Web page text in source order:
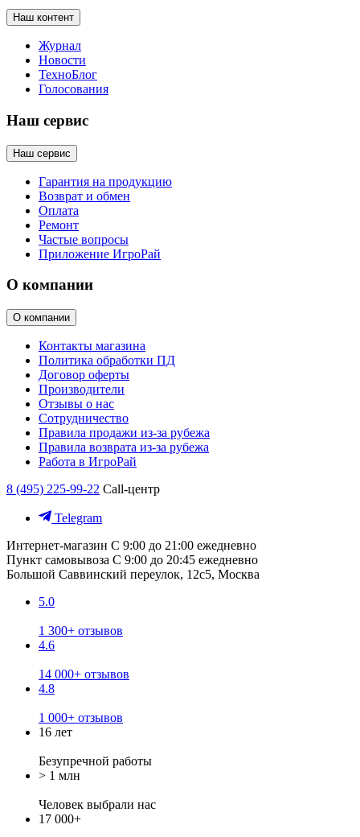
Наш контент
Журнал
Новости
ТехноБлог
Голосования
Наш сервис
Наш сервис
Гарантия на продукцию
Возврат и обмен
Оплата
Ремонт
Частые вопросы
Приложение ИгроРай
О компании
О компании
Контакты магазина
Политика обработки ПД
Договор оферты
Производители
Отзывы о нас
Сотрудничество
Правила продажи из-за рубежа
Правила возврата из-за рубежа
Работа в ИгроРай
8 (495) 225-99-22 Call-центр
Telegram
Интернет-магазин С 9:00 до 21:00 ежедневно
Пункт самовывоза С 9:00 до 20:45 ежедневно
Большой Саввинский переулок, 12с5, Москва
5.0
1 300+ отзывов
4.6
14 000+ отзывов
4.8
1 000+ отзывов
16 лет
Безупречной работы
> 1 млн
Человек выбрали нас
17 000+